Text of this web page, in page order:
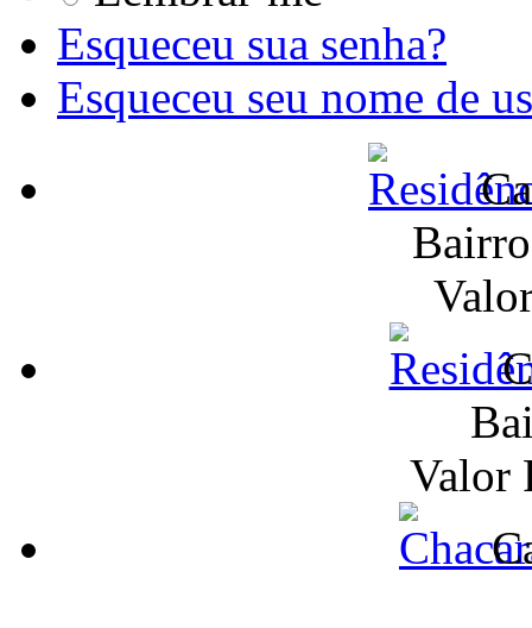
Esqueceu sua senha?
Esqueceu seu nome de
Valor